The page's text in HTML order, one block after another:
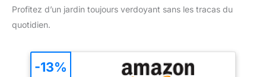
Profitez d’un jardin toujours verdoyant sans les tracas du
quotidien.
-13%